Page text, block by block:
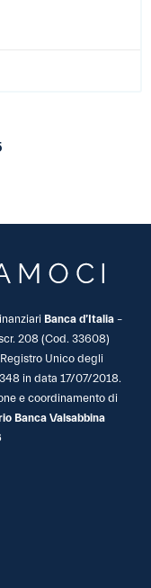
Banca d’Italia –
208 (Cod. 33608)
Unico degli
in data 17/07/2018.
e coordinamento di
Banca Valsabbina